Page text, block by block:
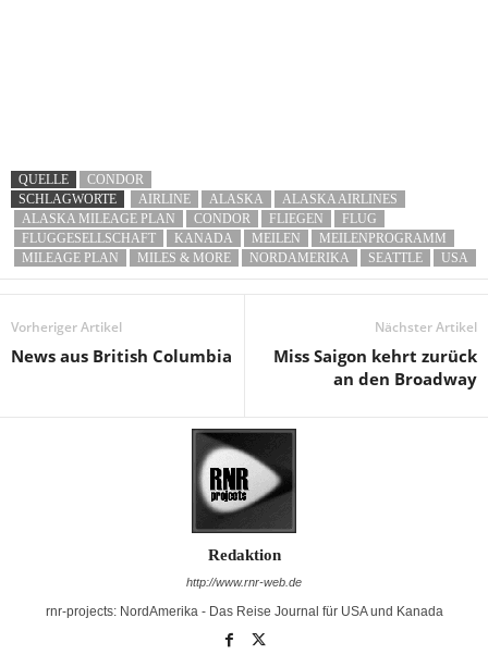
QUELLE
CONDOR
SCHLAGWORTE
AIRLINE ALASKA
ALASKA AIRLINES
ALASKA MILEAGE PLAN
CONDOR FLIEGEN
FLUG
FLUGGESELLSCHAFT
KANADA MEILEN
MEILENPROGRAMM
MILEAGE PLAN
MILES & MORE NORDAMERIKA SEATTLE USA
Vorheriger Artikel
News aus British Columbia
Nächster Artikel
Miss Saigon kehrt zurück
an den Broadway
Redaktion
http://www.rnr-web.de
rnr-projects: NordAmerika - Das Reise Journal für USA und Kanada